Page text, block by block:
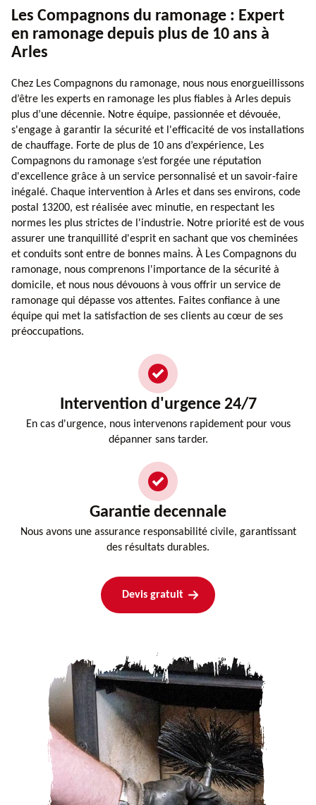
Les Compagnons du ramonage : Expert
en ramonage depuis plus de 10 ans à
Arles
Chez Les Compagnons du ramonage, nous nous enorgueillissons
d’être les experts en ramonage les plus fiables à Arles depuis
plus d’une décennie. Notre équipe, passionnée et dévouée,
s'engage à garantir la sécurité et l'efficacité de vos installations
de chauffage. Forte de plus de 10 ans d’expérience, Les
Compagnons du ramonage s’est forgée une réputation
d'excellence grâce à un service personnalisé et un savoir-faire
inégalé. Chaque intervention à Arles et dans ses environs, code
postal 13200, est réalisée avec minutie, en respectant les
normes les plus strictes de l'industrie. Notre priorité est de vous
assurer une tranquillité d'esprit en sachant que vos cheminées
et conduits sont entre de bonnes mains. À Les Compagnons du
ramonage, nous comprenons l'importance de la sécurité à
domicile, et nous nous dévouons à vous offrir un service de
ramonage qui dépasse vos attentes. Faites confiance à une
équipe qui met la satisfaction de ses clients au cœur de ses
préoccupations.
Intervention d'urgence 24/7
En cas d'urgence, nous intervenons rapidement pour vous
dépanner sans tarder.
Garantie decennale
Nous avons une assurance responsabilité civile, garantissant
des résultats durables.
Devis gratuit